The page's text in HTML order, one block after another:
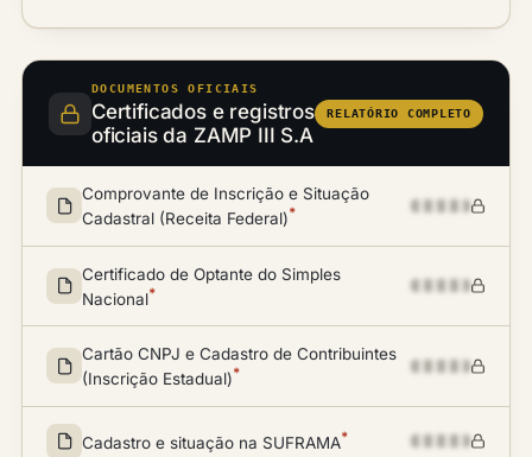
DOCUMENTOS OFICIAIS
Certificados e registros
oficiais da ZAMP III S.A
RELATÓRIO COMPLETO
Comprovante de Inscrição e Situação
Cadastral (Receita Federal)*
Certificado de Optante do Simples
Nacional*
Cartão CNPJ e Cadastro de Contribuintes
(Inscrição Estadual)*
Cadastro e situação na SUFRAMA*